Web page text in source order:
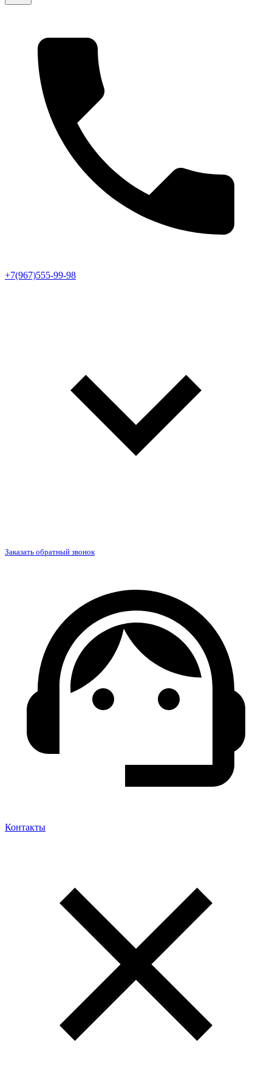
+7(967)555-99-98
Заказать обратный звонок
Контакты